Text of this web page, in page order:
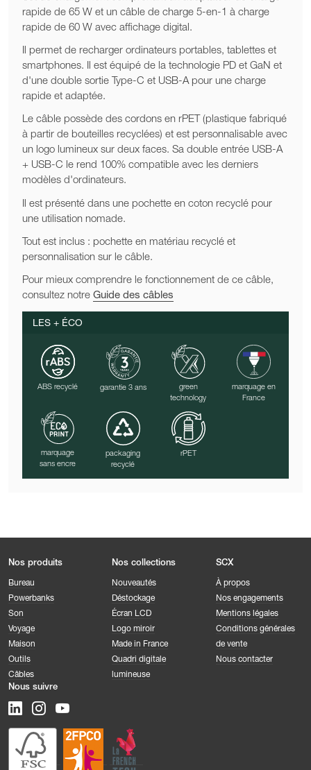
rapide de 65 W et un câble de charge 5-en-1 à charge
rapide de 60 W avec affichage digital.
Il permet de recharger ordinateurs portables, tablettes et
smartphones. Il est équipé de la technologie PD et GaN et
d'une double sortie Type-C et USB-A pour une charge
rapide et adaptée.
Le câble possède des cordons en rPET (plastique fabriqué
à partir de bouteilles recyclées) et est personnalisable avec
un logo lumineux sur deux faces. Sa double entrée USB-A
+ USB-C le rend 100% compatible avec les derniers
modèles d'ordinateurs.
Il est présenté dans une pochette en coton recyclé pour
une utilisation nomade.
Tout est inclus : pochette en matériau recyclé et
personnalisation sur le câble.
Pour mieux comprendre le fonctionnement de ce câble,
consultez notre Guide des câbles
LES + ÉCO
ABS recyclé garantie 3 ans
green
technology
marquage en
France
marquage
sans encre
packaging
recyclé
rPET
Nos produits
Bureau
Powerbanks
Son
Voyage
Maison
Outils
Câbles
Nos collections
Nouveautés
Déstockage
Écran LCD
Logo miroir
Made in France
Quadri digitale
lumineuse
SCX
À propos
Nos engagements
Mentions légales
Conditions générales
de vente
Nous contacter
Nous suivre